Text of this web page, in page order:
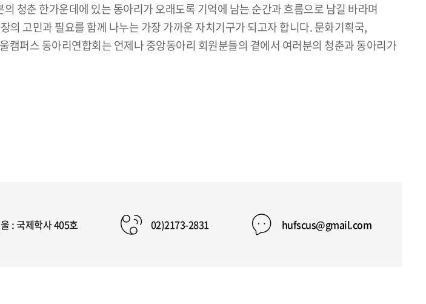
청춘 한가운데에 있는 동아리가 오래도록 기억에 남는 순간과 흐름으로 남길 바라며
고민과 필요를 함께 나누는 가장 가까운 자치기구가 되고자 합니다. 문화기획국,
퍼스 동아리연합회는 언제나 중앙동아리 회원분들의 곁에서 여러분의 청춘과 동아리가
: 국제학사 405호 02)2173-2831 hufscus@gmail.com